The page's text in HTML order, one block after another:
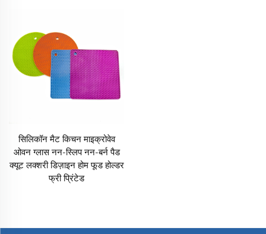
सिलिकॉन मैट किचन माइक्रोवेव
ओवन ग्लास नन-स्लिप नन-बर्न पैड
क्यूट लक्शरी डिज़ाइन होम फूड होल्डर
फ्री प्रिंटेड